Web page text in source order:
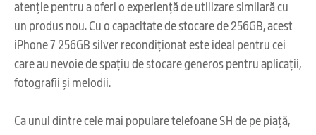
atenție pentru a oferi o experiență de utilizare similară cu
un produs nou. Cu o capacitate de stocare de 256GB, acest
iPhone 7 256GB silver recondiționat este ideal pentru cei
care au nevoie de spațiu de stocare generos pentru aplicații,
fotografii și melodii.
Ca unul dintre cele mai populare telefoane SH de pe piață,